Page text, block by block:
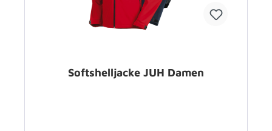
Softshelljacke JUH Damen